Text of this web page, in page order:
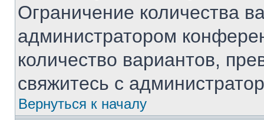
Ограничение количества
администратором
количество вариантов,
свяжитесь с
Вернуться к началу